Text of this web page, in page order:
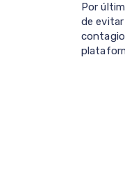
Por
de